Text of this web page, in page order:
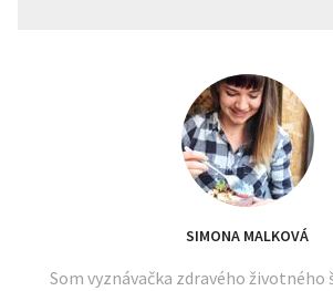
SIMONA MALKOVÁ
Som vyznávačka zdravého životného